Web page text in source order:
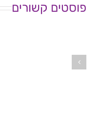
פוסטים קשורים